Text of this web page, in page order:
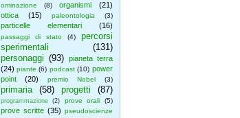
ominazione
(8) organismi
(21)
ottica
(15) paleontologia (3)
particelle elementari (16)
passaggi di stato (4)
percorsi
sperimentali
(131)
personaggi (93)
pianeta terra
(24) piante (6) podcast (10) power
point
(20) premio Nobel (3)
primaria (58) progetti (87)
programmazione (2) prove orali (5)
prove scritte (35) pseudoscienze